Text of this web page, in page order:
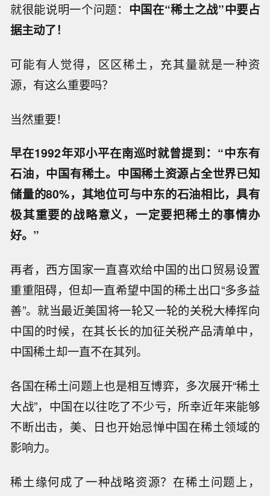
就很能说明一个问题： 中国在“稀土之战”中要占
据主动了！
可能有人觉得，区区稀土，充其量就是一种资
源，有这么重要吗？
当然重要！
早在1992年邓小平在南巡时就曾提到：“中东有
石油，中国有稀土。中国稀土资源占全世界已知
储量的80%，其地位可与中东的石油相比，具有
极其重要的战略意义，一定要把稀土的事情办
好。”
再者，西方国家一直喜欢给中国的出口贸易设置
重重阻碍，但却一直希望中国的稀土出口“多多益
善”。就当最近美国将一轮又一轮的关税大棒挥向
中国的时候，在其长长的加征关税产品清单中，
中国稀土却一直不在其列。
各国在稀土问题上也是相互博弈，多次展开“稀土
大战”，中国在以往吃了不少亏，所幸近年来能够
不断出击，美、日也开始忌惮中国在稀土领域的
影响力。
稀土缘何成了一种战略资源？在稀土问题上，